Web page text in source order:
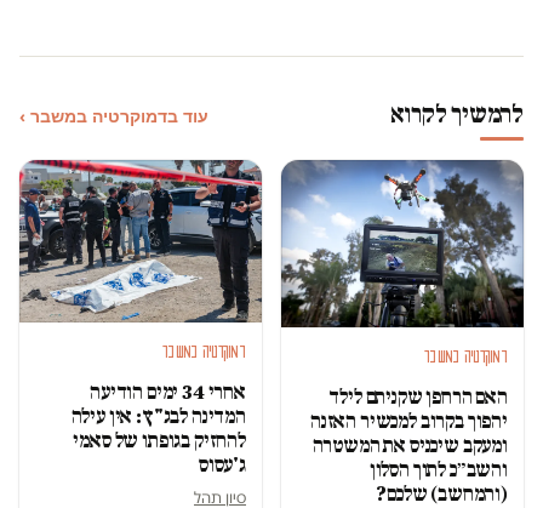
להמשיך לקרוא עוד בדמוקרטיה במשבר ›
דמוקרטיה במשבר
האם הרחפן שקניתם לילד
יהפוך בקרוב למכשיר האזנה
ומעקב שיכניס את המשטרה
והשב״כ לתוך הסלון
(והמחשב) שלכם?
דמוקרטיה במשבר
אחרי 34 ימים הודיעה
המדינה לבג"ץ: אין עילה
להחזיק בגופתו של סאמי
ג'עסוס
סיון תהל